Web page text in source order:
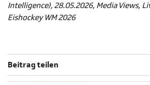
Intelligence), 28.05.2026, Media Views,
Eishockey WM 2026
Beitrag teilen